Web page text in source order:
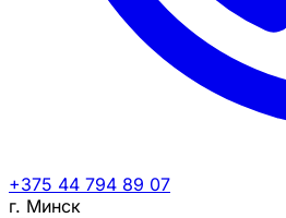
+375 44 794 89 07
г. Минск